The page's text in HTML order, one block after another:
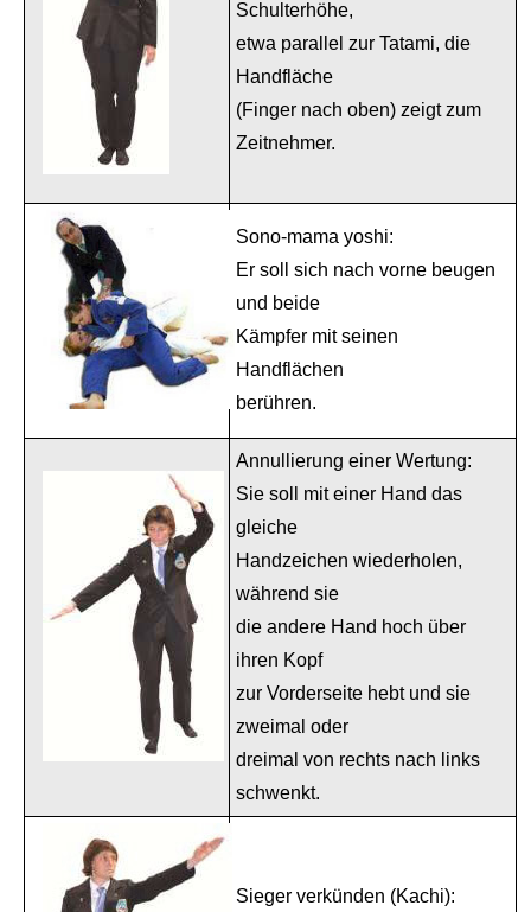
Schulterhöhe,
etwa parallel zur Tatami, die
Handfläche
(Finger nach oben) zeigt zum
Zeitnehmer.
Sono-mama yoshi:
Er soll sich nach vorne beugen
und beide
Kämpfer mit seinen
Handflächen
berühren.
Annullierung einer Wertung:
Sie soll mit einer Hand das
gleiche
Handzeichen wiederholen,
während sie
die andere Hand hoch über
ihren Kopf
zur Vorderseite hebt und sie
zweimal oder
dreimal von rechts nach links
schwenkt.
Sieger verkünden (Kachi):